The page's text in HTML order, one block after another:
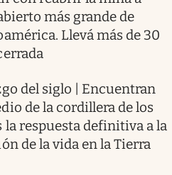
más grande de
Llevá más de 30
del siglo | Encuentran
de la cordillera de los
la respuesta definitiva a la
de la vida en la Tierra